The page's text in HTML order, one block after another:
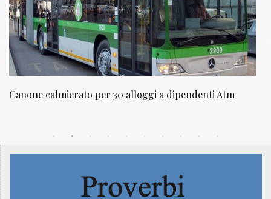
NATUROPATIA IN BREVE 20/01